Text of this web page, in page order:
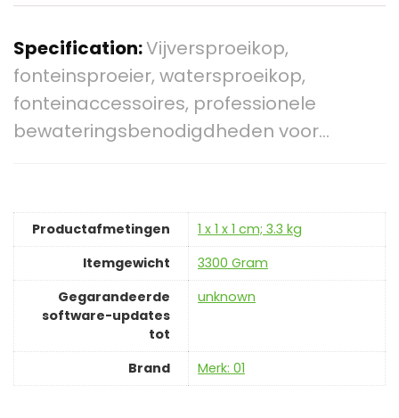
Specification:Vijversproeikop,
fonteinsproeier, watersproeikop,
fonteinaccessoires, professionele
bewateringsbenodigdheden voor…
Productafmetingen
‎1 x 1 x 1 cm; 3.3 kg
Itemgewicht
‎3300 Gram
Gegarandeerde
software-updates
tot
‎unknown
Brand Merk: 01